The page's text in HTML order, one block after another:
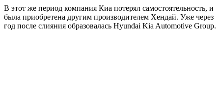
В этот же период компания Киа потерял самостоятельность, и
была приобретена другим производителем Хендай. Уже через
год после слияния образовалась Hyundai Kia Automotive Group.